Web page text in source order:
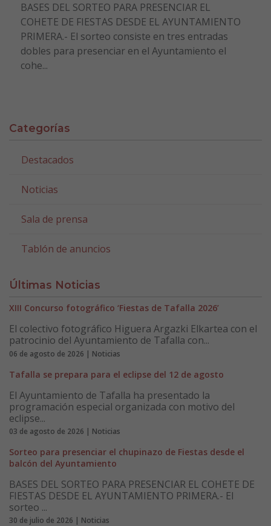
BASES DEL SORTEO PARA PRESENCIAR EL
COHETE DE FIESTAS DESDE EL AYUNTAMIENTO
PRIMERA.- El sorteo consiste en tres entradas
dobles para presenciar en el Ayuntamiento el
cohe...
Categorías
Destacados
Noticias
Sala de prensa
Tablón de anuncios
Últimas Noticias
XIII Concurso fotográfico ‘Fiestas de Tafalla 2026’
El colectivo fotográfico Higuera Argazki Elkartea con el
patrocinio del Ayuntamiento de Tafalla con...
06 de agosto de 2026 | Noticias
Tafalla se prepara para el eclipse del 12 de agosto
El Ayuntamiento de Tafalla ha presentado la
programación especial organizada con motivo del
eclipse...
03 de agosto de 2026 | Noticias
Sorteo para presenciar el chupinazo de Fiestas desde el
balcón del Ayuntamiento
BASES DEL SORTEO PARA PRESENCIAR EL COHETE DE
FIESTAS DESDE EL AYUNTAMIENTO PRIMERA.- El
sorteo ...
30 de julio de 2026 | Noticias